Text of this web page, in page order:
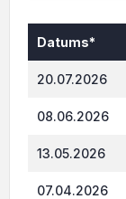
Datums*
20.07.2026
08.06.2026
13.05.2026
07.04.2026